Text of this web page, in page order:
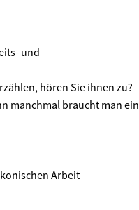
und
hören Sie ihnen zu?
manchmal braucht man ein
Arbeit